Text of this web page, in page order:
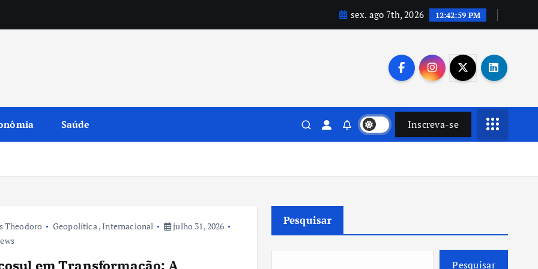
sex. ago 7th, 2026 12:43:01 PM
Saúde Inscreva-se
Theodoro Geopolítica,Internacional
julho 31, 2026
em Transformação: A
Pesquisar
Pesquisar